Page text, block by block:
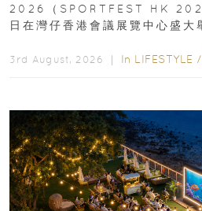
2026（SPORTFEST HK
日在灣仔香港會議展覽中心盛大
3rd August, 2026 ｜ In LIFESTYLE /